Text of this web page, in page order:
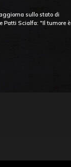
sullo stato di
Patti Scialfa: "Il tumore è